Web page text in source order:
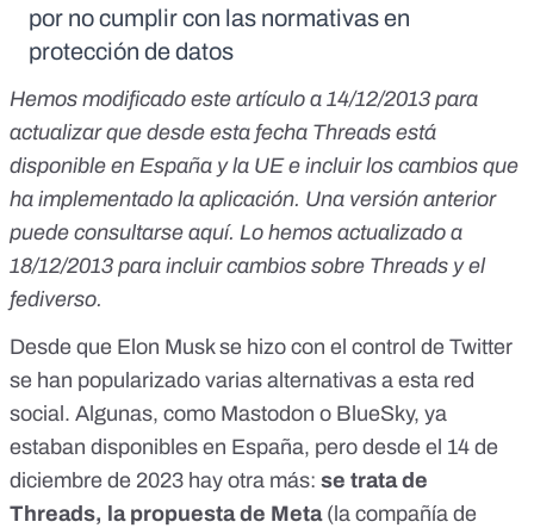
por no cumplir con las normativas en
protección de datos
Hemos modificado este artículo a 14/12/2013 para
actualizar que desde esta fecha Threads está
disponible en España y la UE e incluir los cambios que
ha implementado la aplicación. Una versión anterior
puede consultarse aquí. Lo hemos actualizado a
18/12/2013 para incluir cambios sobre Threads y el
fediverso.
Desde que Elon Musk se hizo con el control de Twitter
se han popularizado varias alternativas a esta red
social. Algunas, como Mastodon o BlueSky, ya
estaban disponibles en España, pero desde el 14 de
diciembre de 2023 hay otra más: se trata de
Threads, la propuesta de Meta(la compañía de